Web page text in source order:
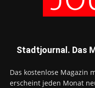
Stadtjournal. Das
Das kostenlose Magazin
erscheint jeden Monat